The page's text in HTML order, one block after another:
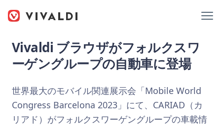
Vivaldi ブラウザがフォルクスワ
ーゲングループの自動車に登場
世界最大のモバイル関連展示会「Mobile World
Congress Barcelona 2023」にて、CARIAD（カ
リアド）がフォルクスワーゲングループの車載情